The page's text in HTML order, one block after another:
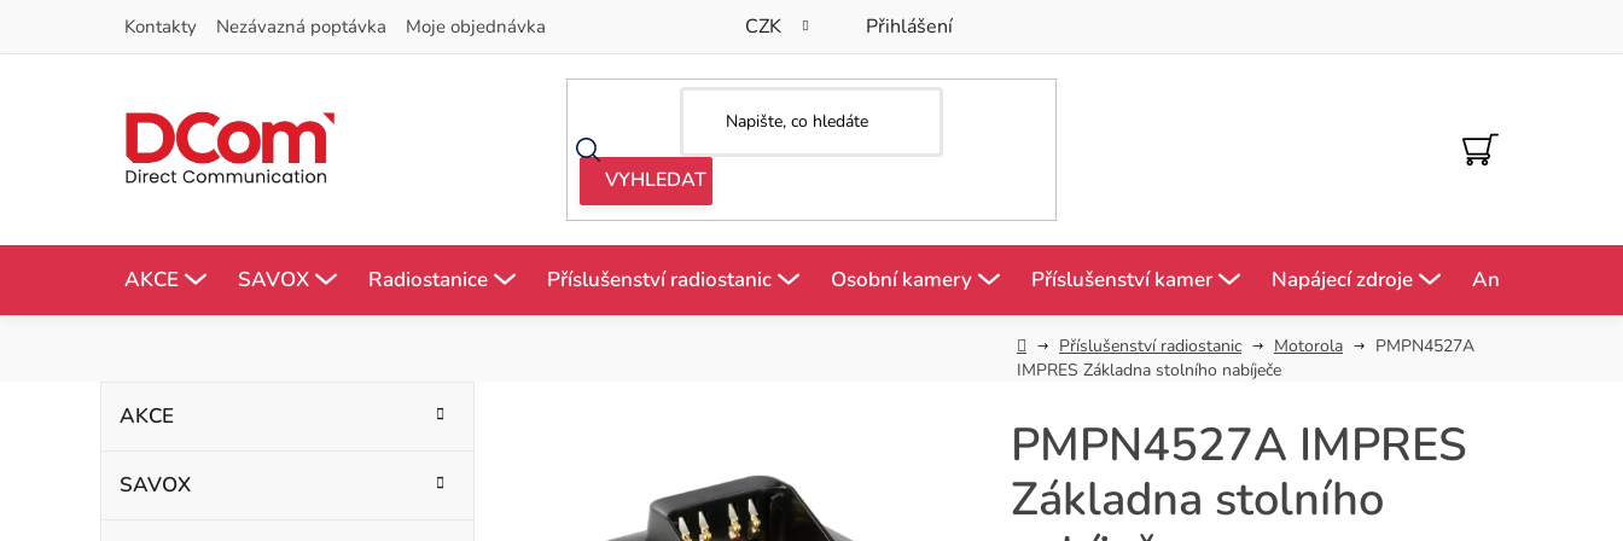
Kontakty Nezávazná poptávka Moje objednávka CZK Přihlášení
NÁKUPNÍ
KOŠÍK
AKCE SAVOX Radiostanice Příslušenství radiostanic Osobní kamery Příslušenství kamer Napájecí zdroje Antény
DomůPříslušenství radiostanic Motorola
PMPN4527A
IMPRES Základna stolního nabíječe
P
kategorie
AKCE
SAVOX
PMPN4527A IMPRES
Základna stolního